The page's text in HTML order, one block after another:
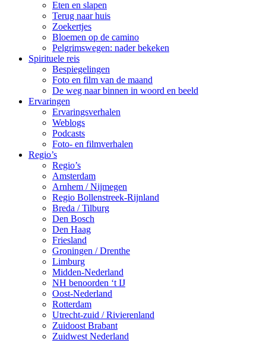
Eten en slapen
Terug naar huis
Zoekertjes
Bloemen op de camino
Pelgrimswegen: nader bekeken
Spirituele reis
Bespiegelingen
Foto en film van de maand
De weg naar binnen in woord en beeld
Ervaringen
Ervaringsverhalen
Weblogs
Podcasts
Foto- en filmverhalen
Regio’s
Regio’s
Amsterdam
Arnhem / Nijmegen
Regio Bollenstreek-Rijnland
Breda / Tilburg
Den Bosch
Den Haag
Friesland
Groningen / Drenthe
Limburg
Midden-Nederland
NH benoorden ‘t IJ
Oost-Nederland
Rotterdam
Utrecht-zuid / Rivierenland
Zuidoost Brabant
Zuidwest Nederland